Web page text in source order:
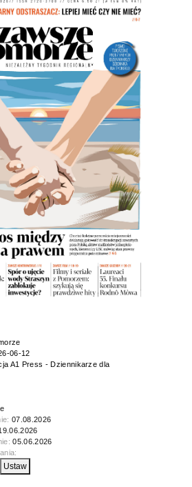
06-12
A1 Press - Dziennikarze dla
07.08.2026
05.06.2026